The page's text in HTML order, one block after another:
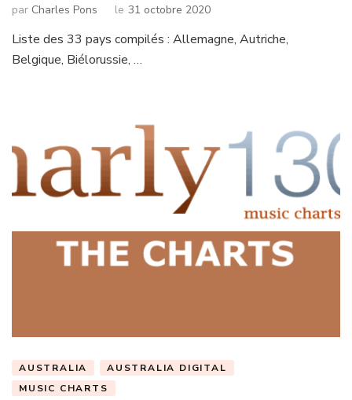
par Charles Pons le 31 octobre 2020
Liste des 33 pays compilés : Allemagne, Autriche,
Belgique, Biélorussie, …
AUSTRALIA
AUSTRALIA DIGITAL
MUSIC CHARTS